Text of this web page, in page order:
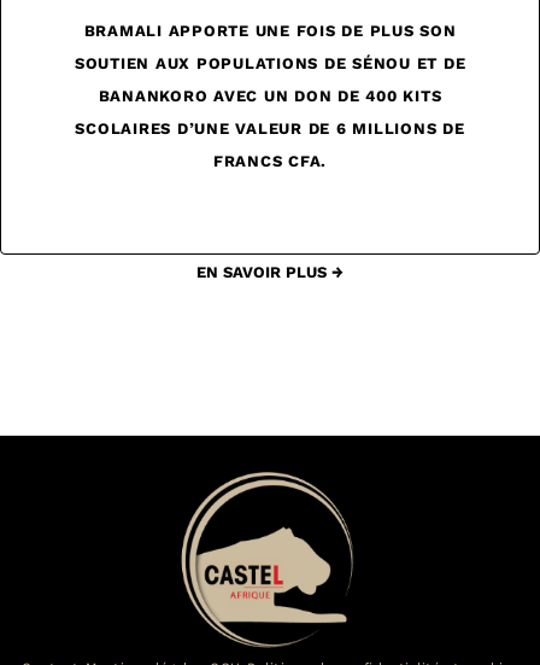
BRAMALI APPORTE UNE FOIS DE PLUS SON
SOUTIEN AUX POPULATIONS DE SÉNOU ET DE
BANANKORO AVEC UN DON DE 400 KITS
SCOLAIRES D’UNE VALEUR DE 6 MILLIONS DE
FRANCS CFA.
EN SAVOIR PLUS →